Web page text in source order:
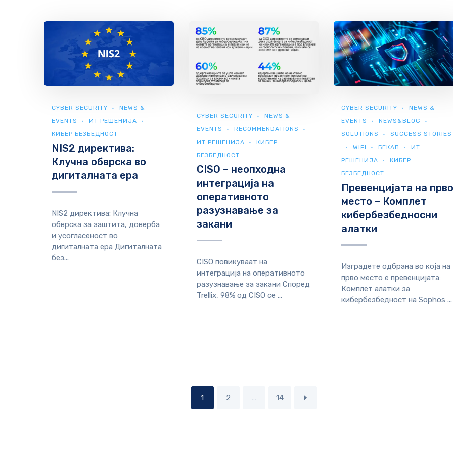
CYBER SECURITY
NEWS &
EVENTS
ИТ РЕШЕНИЈА
КИБЕР БЕЗБЕДНОСТ
NIS2 директива:
Клучна обврска во
дигиталната ера
NIS2 директива: Клучна
обврска за заштита, доверба
и усогласеност во
дигиталната ера Дигиталната
без...
CYBER SECURITY
NEWS &
EVENTS
RECOMMENDATIONS
ИТ РЕШЕНИЈА
КИБЕР
БЕЗБЕДНОСТ
CISO – неопходна
интеграција на
оперативното
разузнавање за
закани
CISO повикуваат на
интеграција на оперативното
разузнавање за закани Според
Trellix, 98% од CISO се ...
CYBER SECURITY
NEWS &
EVENTS
NEWS&BLOG
SOLUTIONS
SUCCESS STORIES
WIFI
БЕКАП
ИТ
РЕШЕНИЈА
КИБЕР
БЕЗБЕДНОСТ
Превенцијата на
место – Комплет
кибербезбедносни
алатки
Изградете одбрана во која на
прво место е превенцијата:
Комплет алатки за
кибербезбедност на Sophos ...
1 2 … 14